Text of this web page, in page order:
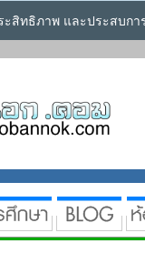
ะสิทธิภาพ และประสบก